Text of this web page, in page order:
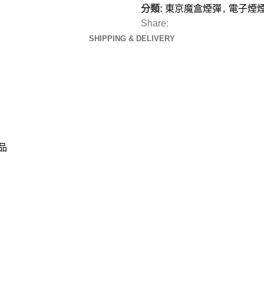
分類: 東京魔盒煙彈, 電子煙
Share:
SHIPPING & DELIVERY